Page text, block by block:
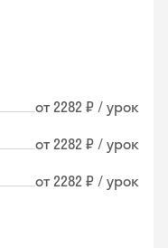
от 2282 ₽ / урок
от 2282 ₽ / урок
от 2282 ₽ / урок